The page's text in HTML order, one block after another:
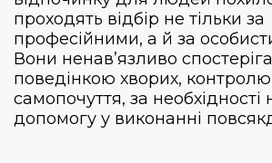
проходять відбір не тільки за
професійними, а й за
Вони ненав’язливо
поведінкою хворих,
самопочуття, за
допомогу у виконанні